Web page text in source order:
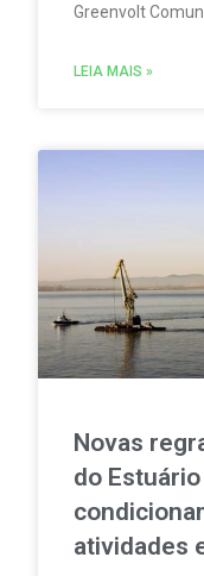
Greenvolt
consumir e
LEIA MAIS »
Novas
do
atividades